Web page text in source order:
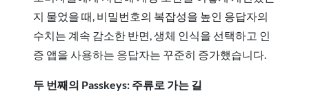
지 물었을 때, 비밀번호의 복잡성을 높인 응답자의
수치는 계속 감소한 반면, 생체 인식을 선택하고 인
증 앱을 사용하는 응답자는 꾸준히 증가했습니다.
두 번째의 Passkeys: 주류로 가는 길